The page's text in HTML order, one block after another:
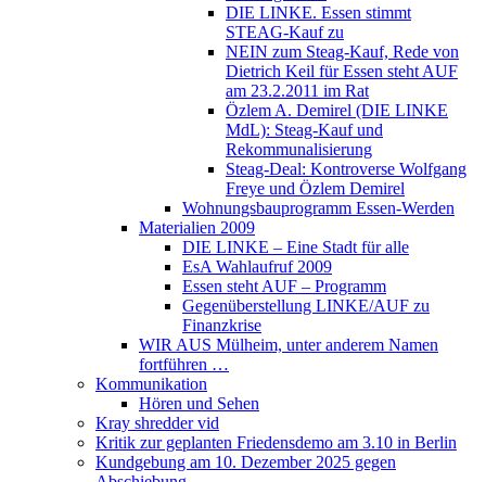
DIE LINKE. Essen stimmt
STEAG-Kauf zu
NEIN zum Steag-Kauf, Rede von
Dietrich Keil für Essen steht AUF
am 23.2.2011 im Rat
Özlem A. Demirel (DIE LINKE
MdL): Steag-Kauf und
Rekommunalisierung
Steag-Deal: Kontroverse Wolfgang
Freye und Özlem Demirel
Wohnungsbauprogramm Essen-Werden
Materialien 2009
DIE LINKE – Eine Stadt für alle
EsA Wahlaufruf 2009
Essen steht AUF – Programm
Gegenüberstellung LINKE/AUF zu
Finanzkrise
WIR AUS Mülheim, unter anderem Namen
fortführen …
Kommunikation
Hören und Sehen
Kray shredder vid
Kritik zur geplanten Friedensdemo am 3.10 in Berlin
Kundgebung am 10. Dezember 2025 gegen